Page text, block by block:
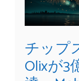
チップ
Olixが3